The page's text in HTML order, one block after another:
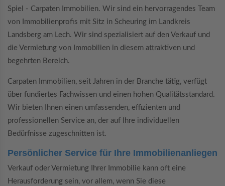
Spiel - Carpaten Immobilien. Wir sind ein hervorragendes Team
von Immobilienprofis mit Sitz in Scheuring im Landkreis
Landsberg am Lech. Wir sind spezialisiert auf den Verkauf und
die Vermietung von Immobilien in diesem attraktiven und
begehrten Bereich.
Carpaten Immobilien, seit Jahren in der Branche tätig, verfügt
über fundiertes Fachwissen und einen hohen Qualitätsstandard.
Wir bieten Ihnen einen umfassenden, effizienten und
professionellen Service an, der auf Ihre individuellen
Bedürfnisse zugeschnitten ist.
Persönlicher Service für Ihre Immobilienanliegen
Verkauf oder Vermietung Ihrer Immobilie kann oft eine
Herausforderung sein, vor allem, wenn Sie diese